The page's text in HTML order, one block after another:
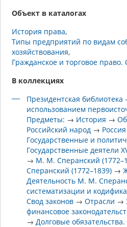
Объект в каталогах
История права
Типы предприятий по видам
хозяйствования
Гражданское и торговое
В коллекциях
Президентская библиотека
использованием
Предметы: → История →
Российский народ →
Государственные и
Государственные деятели
→ М. М. Сперанский
Сперанский (1772–1839) →
Деятельность М. М.
систематизации и
Свод законов →Отрасли →
финансовое
→ Долговые